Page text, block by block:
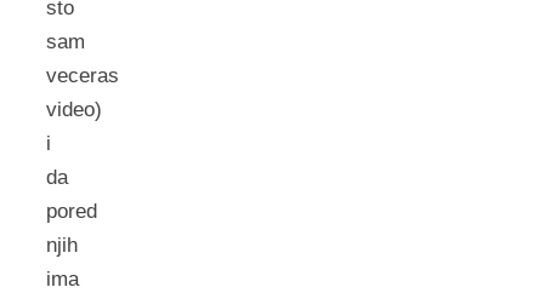
sto
sam
veceras
video)
i
da
pored
njih
ima